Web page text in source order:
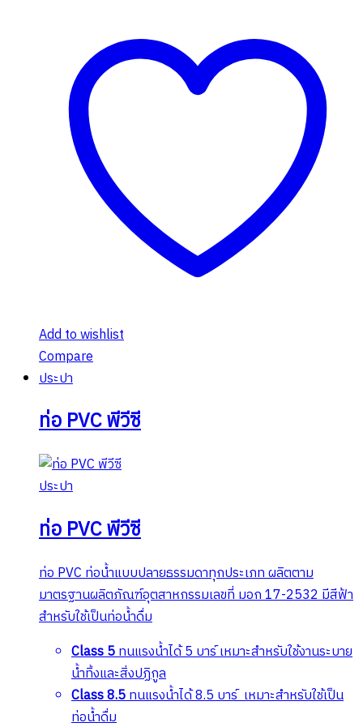
Add to wishlist
Compare
ประปา
ท่อ PVC พีวีซี
ประปา
ท่อ PVC พีวีซี
ท่อ PVC ท่อน้ำแบบปลายธรรมดาทุกประเภท ผลิตตาม
มาตรฐานผลิตภัณฑ์อุตสาหกรรมเลขที่ มอก 17-2532 มีสีฟ้า
สำหรับใช้เป็นท่อน้ำดื่ม
Class 5ทนแรงน้ำได้ 5 บาร์ เหมาะสำหรับใช้งานระบาย
น้ำทิ้งและสิ่งปฏิกูล
Class 8.5ทนแรงน้ำได้ 8.5 บาร์ เหมาะสำหรับใช้เป็น
ท่อน้ำดื่ม